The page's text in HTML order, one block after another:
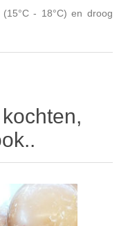
- 18°C) en droog